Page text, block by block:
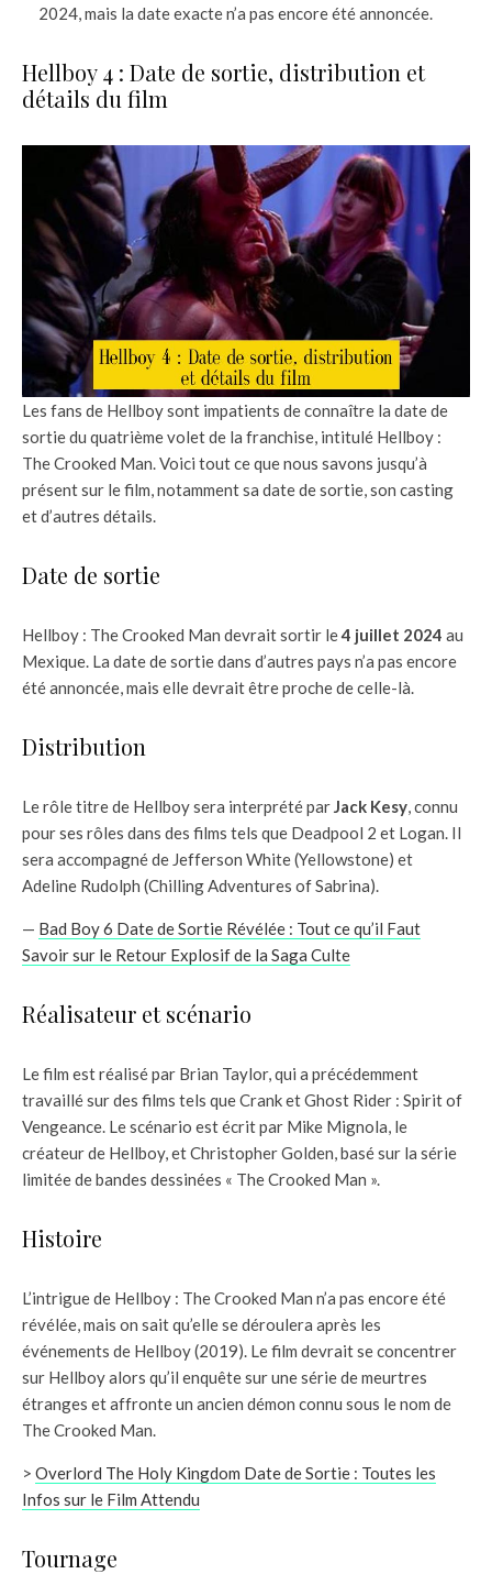
2024, mais la date exacte n’a pas encore été annoncée.
Hellboy 4 : Date de sortie, distribution et
détails du film
Les fans de Hellboy sont impatients de connaître la date de
sortie du quatrième volet de la franchise, intitulé Hellboy :
The Crooked Man. Voici tout ce que nous savons jusqu’à
présent sur le film, notamment sa date de sortie, son casting
et d’autres détails.
Date de sortie
Hellboy : The Crooked Man devrait sortir le4 juillet 2024 au
Mexique. La date de sortie dans d’autres pays n’a pas encore
été annoncée, mais elle devrait être proche de celle-là.
Distribution
Le rôle titre de Hellboy sera interprété par Jack Kesy , connu
pour ses rôles dans des films tels que Deadpool 2 et Logan. Il
sera accompagné de Jefferson White (Yellowstone) et
Adeline Rudolph (Chilling Adventures of Sabrina).
— Bad Boy 6 Date de Sortie Révélée : Tout ce qu’il Faut
Savoir sur le Retour Explosif de la Saga Culte
Réalisateur et scénario
Le film est réalisé par Brian Taylor, qui a précédemment
travaillé sur des films tels que Crank et Ghost Rider : Spirit of
Vengeance. Le scénario est écrit par Mike Mignola, le
créateur de Hellboy, et Christopher Golden, basé sur la série
limitée de bandes dessinées « The Crooked Man ».
Histoire
L’intrigue de Hellboy : The Crooked Man n’a pas encore été
révélée, mais on sait qu’elle se déroulera après les
événements de Hellboy (2019). Le film devrait se concentrer
sur Hellboy alors qu’il enquête sur une série de meurtres
étranges et affronte un ancien démon connu sous le nom de
The Crooked Man.
> Overlord The Holy Kingdom Date de Sortie : Toutes les
Infos sur le Film Attendu
Tournage